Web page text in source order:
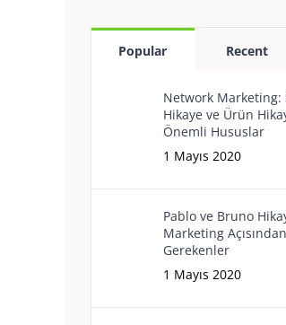
Popular Recent
Network Marketing:
Hikaye ve Ürün
Önemli Hususlar
1 Mayıs 2020
Pablo ve Bruno
Marketing
Gerekenler
1 Mayıs 2020